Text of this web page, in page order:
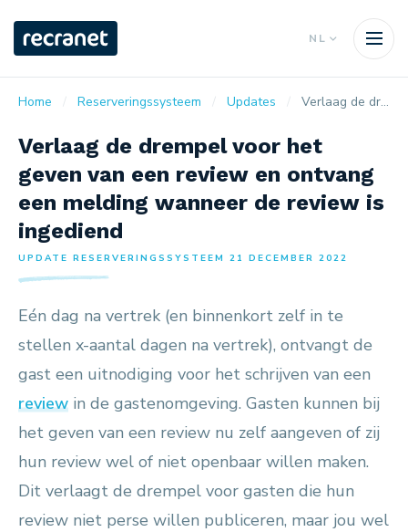
NL
Home Reserveringssysteem Updates Verlaag de drempel voor het geven van een review en ontvang een melding wanneer de review is ingediend
Verlaag de drempel voor het
geven van een review en ontvang
een melding wanneer de review is
ingediend
UPDATE RESERVERINGSSYSTEEM 21 DECEMBER 2022
Eén dag na vertrek (en binnenkort zelf in te
stellen x-aantal dagen na vertrek), ontvangt de
gast een uitnodiging voor het schrijven van een
review in de gastenomgeving. Gasten kunnen bij
het geven van een review nu zelf aangeven of zij
hun review wel of niet openbaar willen maken.
Dit verlaagt de drempel voor gasten die hun
review niet perse willen publiceren, maar jou wel